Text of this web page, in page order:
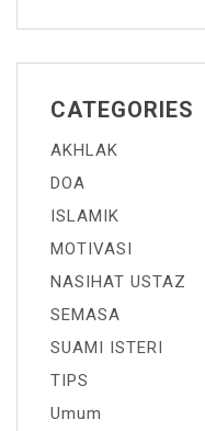
CATEGORIES
AKHLAK
DOA
ISLAMIK
MOTIVASI
NASIHAT USTAZ
SEMASA
SUAMI ISTERI
TIPS
Umum